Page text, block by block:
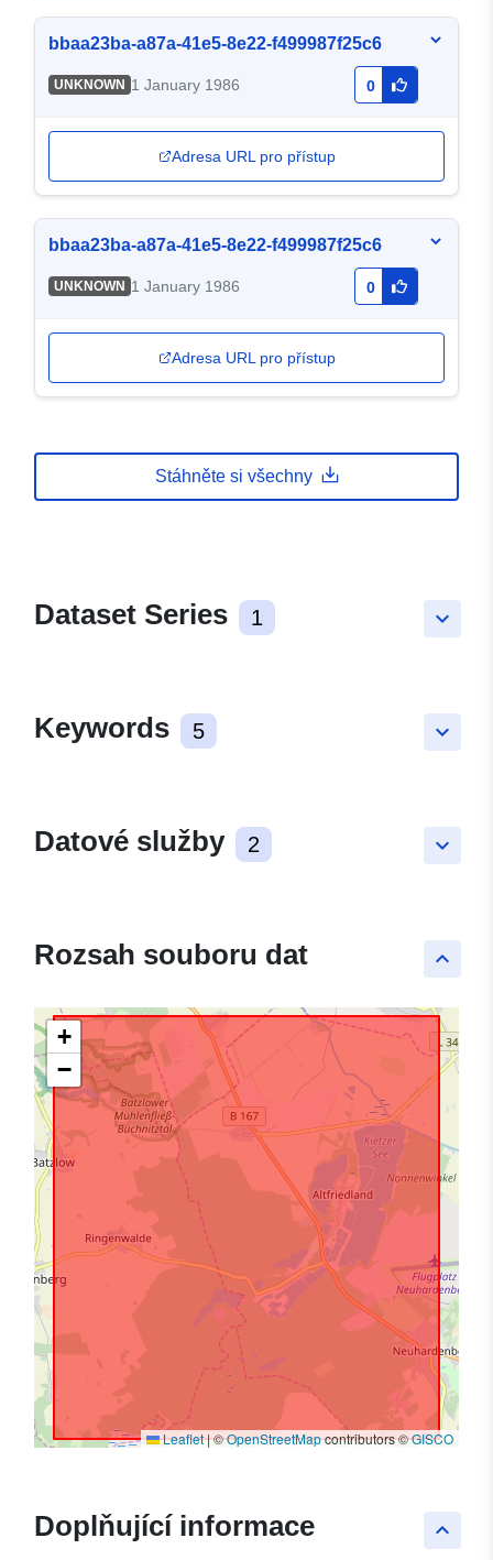
bbaa23ba-a87a-41e5-8e22-f499987f25c6
UNKNOWN 1 January 1986 0
Adresa URL pro přístup
bbaa23ba-a87a-41e5-8e22-f499987f25c6
UNKNOWN 1 January 1986 0
Adresa URL pro přístup
Stáhněte si všechny
keyboard_arrow_down
Dataset Series 1
keyboard_arrow_down
Keywords 5
keyboard_arrow_down
Datové služby 2
keyboard_arrow_up
Rozsah souboru dat
+
−
Leaflet|©OpenStreetMapcontributors ©GISCO
keyboard_arrow_up
Doplňující informace